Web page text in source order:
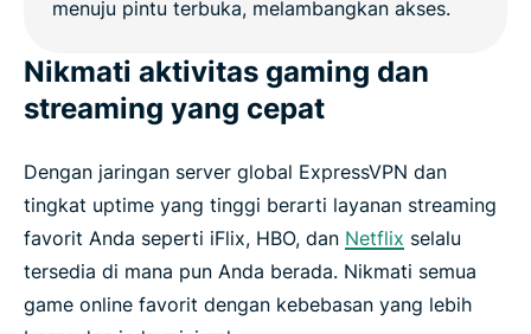
Nikmati aktivitas gaming dan
streaming yang cepat
Dengan jaringan server global ExpressVPN dan
tingkat uptime yang tinggi berarti layanan streaming
favorit Anda seperti iFlix, HBO, dan Netflix selalu
tersedia di mana pun Anda berada. Nikmati semua
game online favorit dengan kebebasan yang lebih